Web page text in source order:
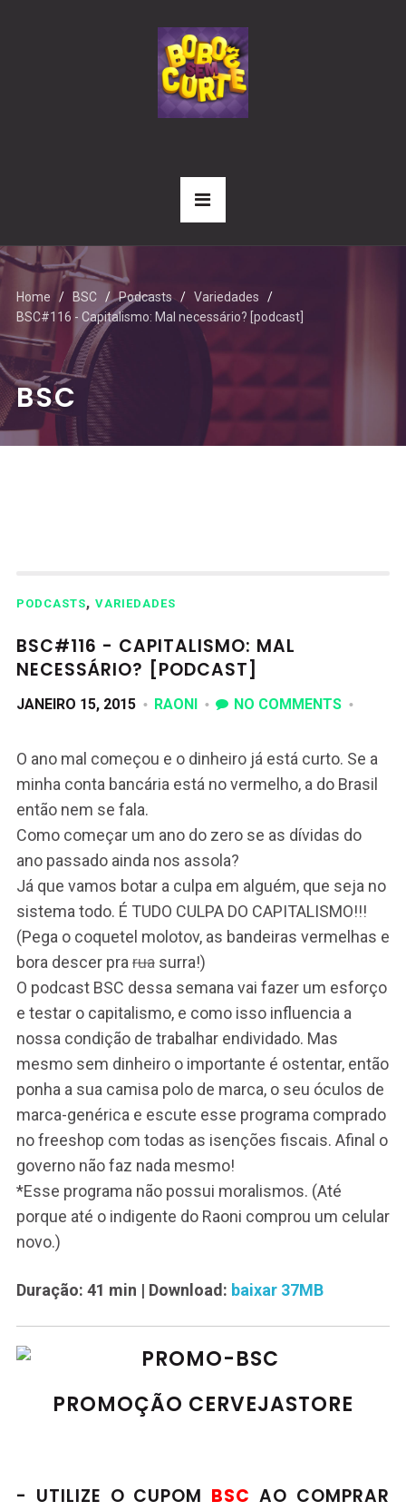
Home BSC Podcasts
Variedades
BSC#116 - Capitalismo: Mal necessário? [podcast]
BSC
PODCASTS, VARIEDADES
BSC#116 - CAPITALISMO: MAL
NECESSÁRIO? [PODCAST]
JANEIRO 15, 2015 RAONI NO COMMENTS
O ano mal começou e o dinheiro já está curto. Se a
minha conta bancária está no vermelho, a do Brasil
então nem se fala.
Como começar um ano do zero se as dívidas do
ano passado ainda nos assola?
Já que vamos botar a culpa em alguém, que seja no
sistema todo. É TUDO CULPA DO CAPITALISMO!!!
(Pega o coquetel molotov, as bandeiras vermelhas e
bora descer pra ruasurra!)
O podcast BSC dessa semana vai fazer um esforço
e testar o capitalismo, e como isso influencia a
nossa condição de trabalhar endividado. Mas
mesmo sem dinheiro o importante é ostentar, então
ponha a sua camisa polo de marca, o seu óculos de
marca-genérica e escute esse programa comprado
no freeshop com todas as isenções fiscais. Afinal o
governo não faz nada mesmo!
*Esse programa não possui moralismos. (Até
porque até o indigente do Raoni comprou um celular
novo.)
Duração: 41 min | Download: baixar 37MB
PROMOÇÃO CERVEJASTORE
- UTILIZE O CUPOM BSC AO COMPRAR